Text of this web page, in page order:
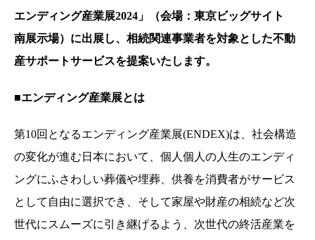
エンディング産業展2024」（会場：東京ビッグサイト
南展示場）に出展し、相続関連事業者を対象とした不動
産サポートサービスを提案いたします。
■エンディング産業展とは
第10回となるエンディング産業展(ENDEX)は、社会構造
の変化が進む日本において、個人個人の人生のエンディ
ングにふさわしい葬儀や埋葬、供養を消費者がサービス
として自由に選択でき、そして家屋や財産の相続など次
世代にスムーズに引き継げるよう、次世代の終活産業を